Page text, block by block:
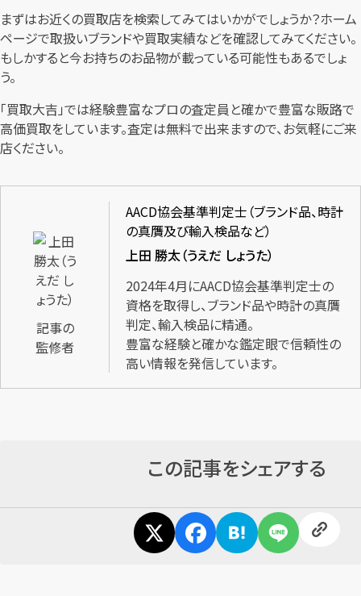
まずはお近くの買取店を検索してみてはいかがでしょうか？ホーム
ページで取扱いブランドや買取実績などを確認してみてください。
もしかすると今お持ちのお品物が載っている可能性もあるでしょ
う。
「買取大吉」では経験豊富なプロの査定員と確かで豊富な販路で
高価買取をしています。査定は無料で出来ますので、お気軽にご来
店ください。
記事の
監修者
AACD協会基準判定士（ブランド品、時計
の真贋及び輸入検品など）
上田 勝太（うえだ しょうた）
2024年4月にAACD協会基準判定士の
資格を取得し、ブランド品や時計の真贋
判定、輸入検品に精通。
豊富な経験と確かな鑑定眼で信頼性の
高い情報を発信しています。
この記事をシェアする